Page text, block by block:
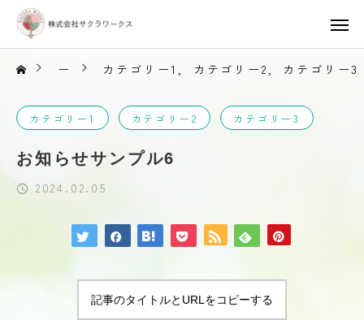
ー カテゴリー1 カテゴリー2 カテゴリー3
カテゴリー1 カテゴリー2 カテゴリー3
お知らせサンプル6
2024.02.05
記事のタイトルとURLをコピーする